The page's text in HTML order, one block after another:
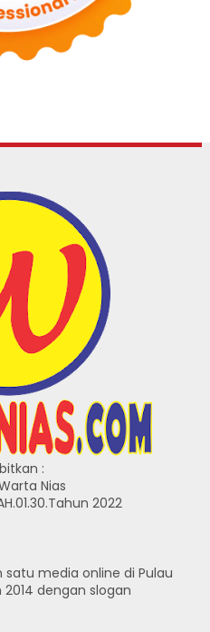
:
Nias
2022
media online di Pulau
dengan slogan